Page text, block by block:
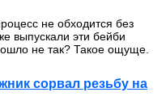
не обходится без
выпускали эти бейби
не так? Такое ощуще.
сорвал резьбу на